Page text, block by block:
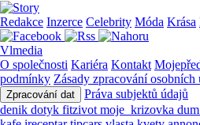
Redakce Inzerce Celebrity Móda Krása
Vlmedia
O společnosti Kariéra Kontakt
podmínky Zásady zpracování osobních
Zpracování dat
Práva subjektů údajů
denik dotyk fitzivot moje_krizovka